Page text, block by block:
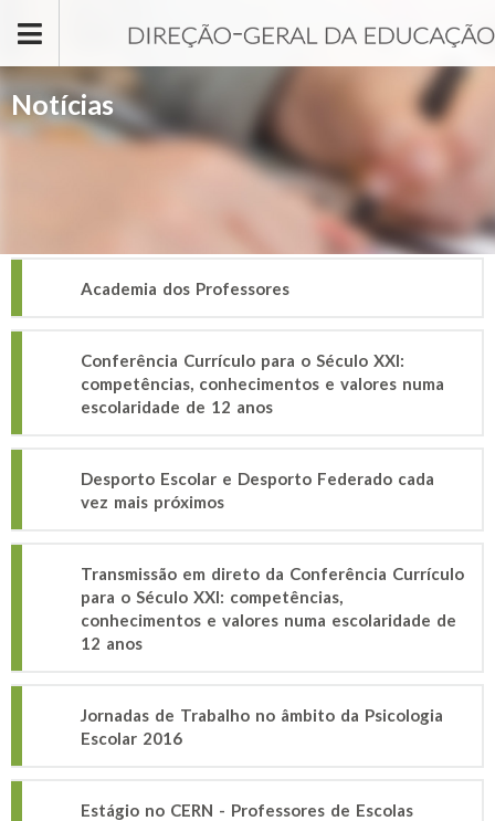
Notícias
Academia dos Professores
Conferência Currículo para o Século XXI:
competências, conhecimentos e valores numa
escolaridade de 12 anos
Desporto Escolar e Desporto Federado cada
vez mais próximos
Transmissão em direto da Conferência Currículo
para o Século XXI: competências,
conhecimentos e valores numa escolaridade de
12 anos
Jornadas de Trabalho no âmbito da Psicologia
Escolar 2016
Estágio no CERN - Professores de Escolas